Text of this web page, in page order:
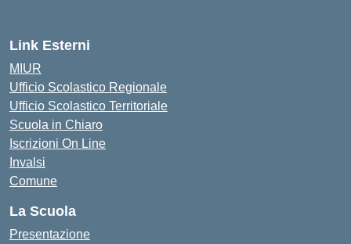
Link Esterni
MIUR
Ufficio Scolastico Regionale
Ufficio Scolastico Territoriale
Scuola in Chiaro
Iscrizioni On Line
Invalsi
Comune
La Scuola
Presentazione